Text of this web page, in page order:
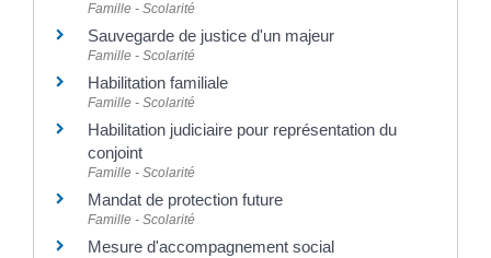
Famille - Scolarité
Sauvegarde de justice d'un majeur
Famille - Scolarité
Habilitation familiale
Famille - Scolarité
Habilitation judiciaire pour représentation du
conjoint
Famille - Scolarité
Mandat de protection future
Famille - Scolarité
Mesure d'accompagnement social